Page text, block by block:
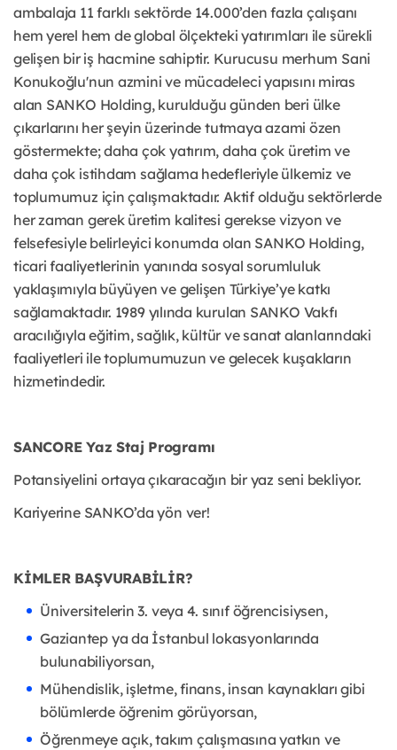
ambalaja 11 farklı sektörde 14.000’den fazla çalışanı
hem yerel hem de global ölçekteki yatırımları ile sürekli
gelişen bir iş hacmine sahiptir. Kurucusu merhum Sani
Konukoğlu'nun azmini ve mücadeleci yapısını miras
alan SANKO Holding, kurulduğu günden beri ülke
çıkarlarını her şeyin üzerinde tutmaya azami özen
göstermekte; daha çok yatırım, daha çok üretim ve
daha çok istihdam sağlama hedefleriyle ülkemiz ve
toplumumuz için çalışmaktadır. Aktif olduğu sektörlerde
her zaman gerek üretim kalitesi gerekse vizyon ve
felsefesiyle belirleyici konumda olan SANKO Holding,
ticari faaliyetlerinin yanında sosyal sorumluluk
yaklaşımıyla büyüyen ve gelişen Türkiye’ye katkı
sağlamaktadır. 1989 yılında kurulan SANKO Vakfı
aracılığıyla eğitim, sağlık, kültür ve sanat alanlarındaki
faaliyetleri ile toplumumuzun ve gelecek kuşakların
hizmetindedir.
SANCORE Yaz Staj Programı
Potansiyelini ortaya çıkaracağın bir yaz seni bekliyor.
Kariyerine SANKO’da yön ver!
KİMLER BAŞVURABİLİR?
Üniversitelerin 3. veya 4. sınıf öğrencisiysen,
Gaziantep ya da İstanbul lokasyonlarında
bulunabiliyorsan,
Mühendislik, işletme, finans, insan kaynakları gibi
bölümlerde öğrenim görüyorsan,
Öğrenmeye açık, takım çalışmasına yatkın ve